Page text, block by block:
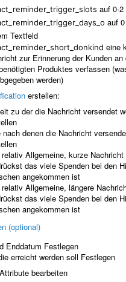
auf 0-
auf
Textfeld
eine
zur Erinnerung der Kunden
Produktes verfassen
werden)
erstellen:
zu der die Nachricht versendet
nach denen die Nachricht
relativ Allgemeine, kurze Nachricht
das viele Spenden bei den
angekommen ist
relativ Allgemeine, längere
das viele Spenden bei den
angekommen ist
(optional)
Enddatum Festlegen
erreicht werden soll Festlegen
bearbeiten